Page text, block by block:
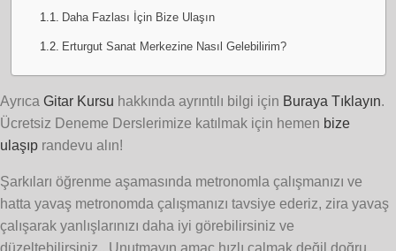
Daha Fazlası İçin Bize Ulaşın
Erturgut Sanat Merkezine Nasıl Gelebilirim?
Ayrıca Gitar Kursu hakkında ayrıntılı bilgi için Buraya Tıklayın.
Ücretsiz Deneme Derslerimize katılmak için hemen bize
ulaşıp randevu alın!
Şarkıları öğrenme aşamasında metronomla çalışmanızı ve
hatta yavaş metronomda çalışmanızı tavsiye ederiz, zira yavaş
çalışarak yanlışlarınızı daha iyi görebilirsiniz ve
düzeltebilirsiniz.. Unutmayın amaç hızlı çalmak değil doğru